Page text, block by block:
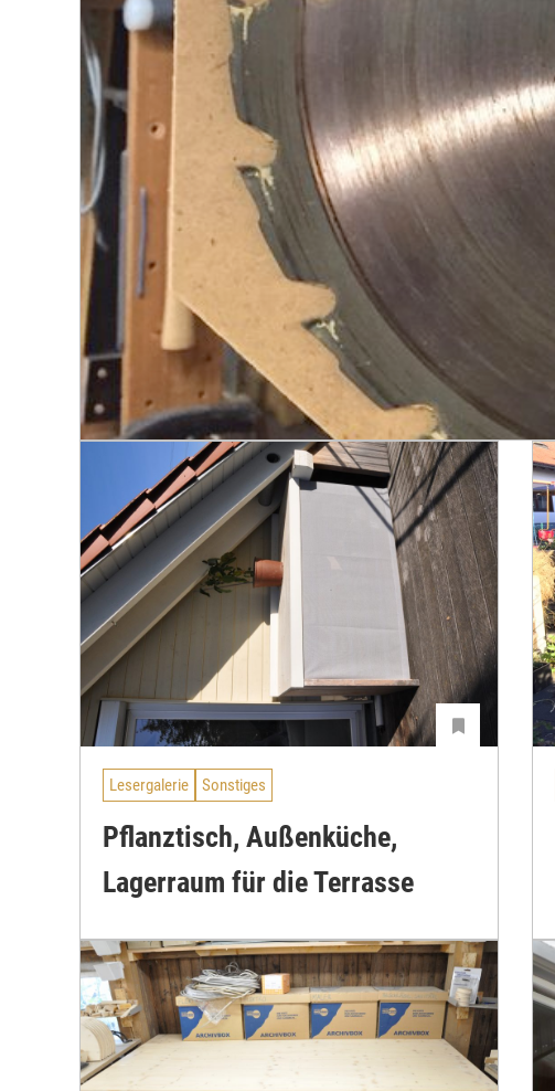
Lesergalerie Sonstiges
Pflanztisch, Außenküche,
Lagerraum für die Terrasse